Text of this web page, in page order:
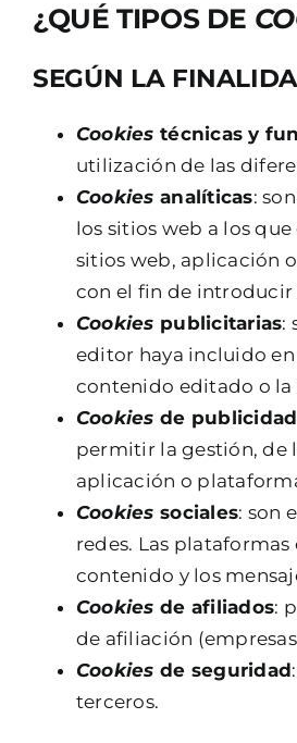
¿QUÉ TIPOS DE
SEGÚN LA
Cookies técnicas y
utilización de las
Cookies analíticas:
los sitios web a los
sitios web, aplicación
con el fin de introducir
Cookies publicitarias:
editor haya incluido
contenido editado o la
Cookies de
permitir la gestión, de
aplicación o
Cookies sociales: son
redes. Las
contenido y los
Cookies de afiliados:
de afiliación
Cookies de seguridad
terceros.